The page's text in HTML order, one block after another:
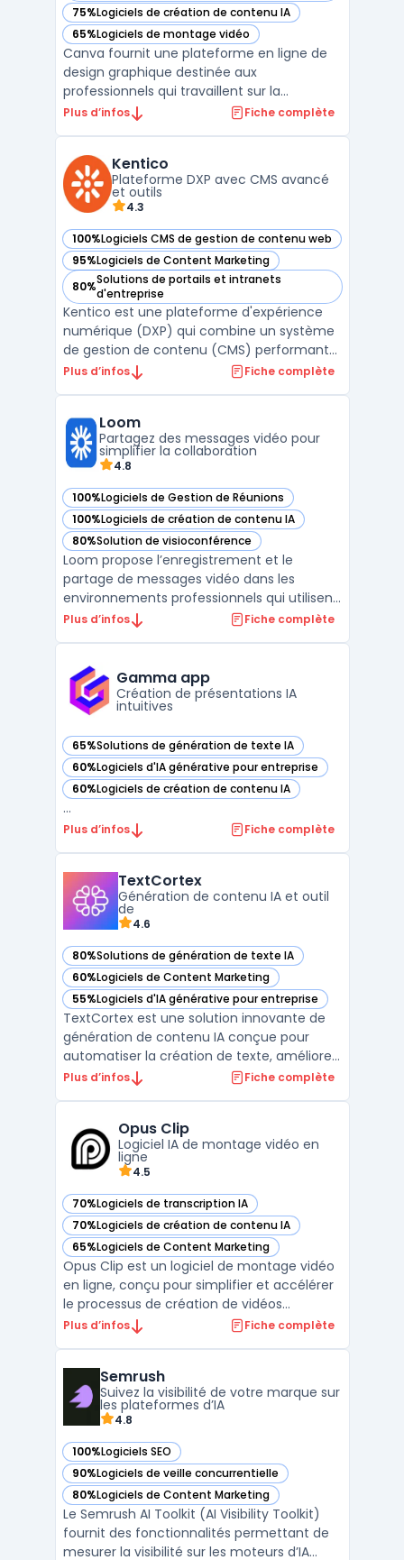
75%Logiciels de création de contenu IA
— voir Canva dans cette catégorie
65%Logiciels de montage vidéo
— voir Canva dans cette catégorie
Canva fournit une plateforme en ligne de
design graphique destinée aux
professionnels qui travaillent sur la
production de contenus visuels pour
visuels pour réseaux sociaux, affiches ou
supports de communication selon des ...
Plus d’infos Fiche complète
Kentico
Plateforme DXP avec CMS avancé
et outils
4.3
100%Logiciels CMS de gestion de contenu web
— voir Kentico dans cette catégorie
95%Logiciels de Content Marketing
— voir Kentico dans cette catégorie
80%Solutions de portails et intranets
d'entreprise
— voir Kentico dans cette catégorie
Kentico est une plateforme d'expérience
numérique (DXP) qui combine un système
de gestion de contenu (CMS) performant
et des outils avancés de marketing digital.
gérer et optimiser des expériences
numériques sur plusieu ...
Plus d’infos Fiche complète
Loom
Partagez des messages vidéo pour
simplifier la collaboration
4.8
100%Logiciels de Gestion de Réunions
— voir Loom dans cette catégorie
100%Logiciels de création de contenu IA
— voir Loom dans cette catégorie
80%Solution de visioconférence
— voir Loom dans cette catégorie
Loom propose l’enregistrement et le
partage de messages vidéo dans les
environnements professionnels qui utilisent
la communication asynchrone. Dans de
clarté et le suivi des projets, notamment
lors de la gestion de tâ ...
Plus d’infos Fiche complète
Gamma app
Création de présentations IA
intuitives
65%Solutions de génération de texte IA
— voir Gamma app dans cette catégorie
60%Logiciels d'IA générative pour entreprise
— voir Gamma app dans cette catégorie
60%Logiciels de création de contenu IA
— voir Gamma app dans cette catégorie
...
Plus d’infos Fiche complète
TextCortex
Génération de contenu IA et outil
de
4.6
80%Solutions de génération de texte IA
— voir TextCortex dans cette catégorie
60%Logiciels de Content Marketing
— voir TextCortex dans cette catégorie
55%Logiciels d'IA générative pour entreprise
— voir TextCortex dans cette catégorie
TextCortex est une solution innovante de
génération de contenu IA conçue pour
automatiser la création de texte, améliorer
les contenus existants, et offrir une
plateforme est idéale pour les
professionnels du marketing, l ...
Plus d’infos Fiche complète
Opus Clip
Logiciel IA de montage vidéo en
ligne
4.5
70%Logiciels de transcription IA
— voir Opus Clip dans cette catégorie
70%Logiciels de création de contenu IA
— voir Opus Clip dans cette catégorie
65%Logiciels de Content Marketing
— voir Opus Clip dans cette catégorie
Opus Clip est un logiciel de montage vidéo
en ligne, conçu pour simplifier et accélérer
le processus de création de vidéos
professionnelles. Destiné aux entreprises,
offre une plateforme intuitive avec des
fonctionnalités avancée ...
Plus d’infos Fiche complète
Semrush
Suivez la visibilité de votre marque sur
les plateformes d’IA
4.8
100%Logiciels SEO
— voir Semrush dans cette catégorie
90%Logiciels de veille concurrentielle
— voir Semrush dans cette catégorie
80%Logiciels de Content Marketing
— voir Semrush dans cette catégorie
Le Semrush AI Toolkit (AI Visibility Toolkit)
fournit des fonctionnalités permettant de
mesurer la visibilité sur les moteurs d’IA